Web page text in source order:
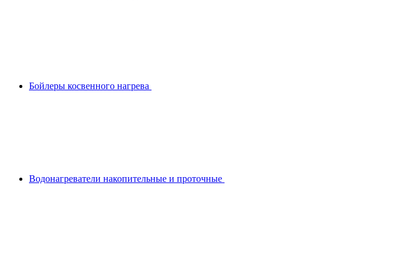
Бойлеры косвенного нагрева
Водонагреватели накопительные и проточные